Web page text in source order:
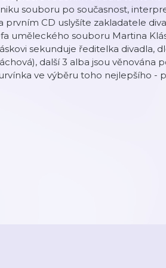
souboru po současnost,
prvním CD uslyšíte zakladatele
uměleckého souboru Martina
sekunduje ředitelka divadla,
další 3 alba jsou věnována
ve výběru toho nejlepšího -